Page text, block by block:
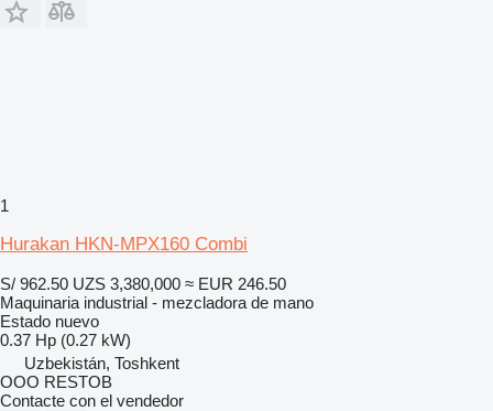
1
Hurakan HKN-MPX160 Combi
S/ 962.50 UZS 3,380,000 ≈ EUR 246.50
Maquinaria industrial - mezcladora de mano
Estado nuevo
0.37 Hp (0.27 kW)
Uzbekistán, Toshkent
OOO RESTOB
Contacte con el vendedor